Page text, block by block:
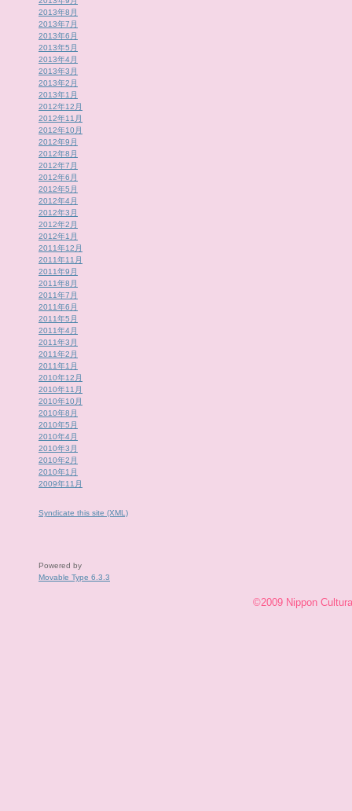
2013年8月
2013年7月
2013年6月
2013年5月
2013年4月
2013年3月
2013年2月
2013年1月
2012年12月
2012年11月
2012年10月
2012年9月
2012年8月
2012年7月
2012年6月
2012年5月
2012年4月
2012年3月
2012年2月
2012年1月
2011年12月
2011年11月
2011年9月
2011年8月
2011年7月
2011年6月
2011年5月
2011年4月
2011年3月
2011年2月
2011年1月
2010年12月
2010年11月
2010年10月
2010年8月
2010年5月
2010年4月
2010年3月
2010年2月
2010年1月
2009年11月
Syndicate this site (XML)
Powered by
Movable Type 6.3.3
©2009 Nippon